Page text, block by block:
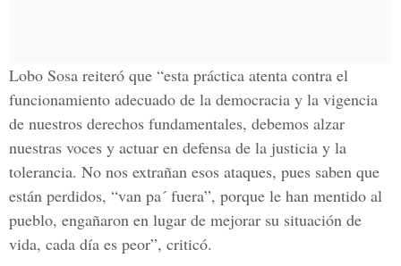
Lobo Sosa reiteró que “esta práctica atenta contra el
funcionamiento adecuado de la democracia y la vigencia
de nuestros derechos fundamentales, debemos alzar
nuestras voces y actuar en defensa de la justicia y la
tolerancia. No nos extrañan esos ataques, pues saben que
están perdidos, “van pa´ fuera”, porque le han mentido al
pueblo, engañaron en lugar de mejorar su situación de
vida, cada día es peor”, criticó.